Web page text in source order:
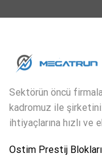
Sektörün öncü
kadromuz ile
ihtiyaçlarına hızlı
Ostim Prestij